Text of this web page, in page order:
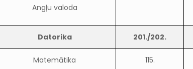
Angļu valoda
Datorika 201./202.
Matemātika 115.